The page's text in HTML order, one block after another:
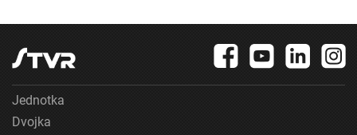
Jednotka
Dvojka